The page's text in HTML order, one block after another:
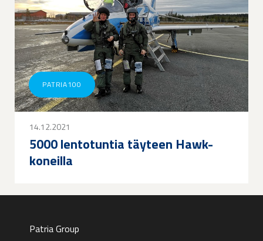
PATRIA100
14.12.2021
5000 lentotuntia täyteen Hawk-
koneilla
Patria Group